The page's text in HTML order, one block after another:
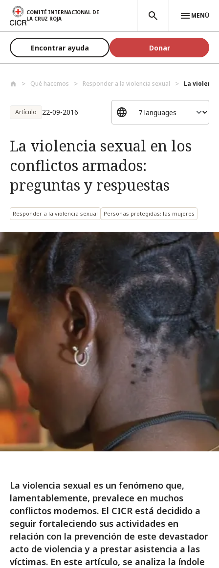
Pasar al contenido principal
COMITÉ INTERNACIONAL DE
LA CRUZ ROJA
MENÚ
Encontrar ayuda Donar
Qué hacemos Responder a la violencia sexual La
Artículo 22-09-2016
La violencia sexual en los
conflictos armados:
preguntas y respuestas
Responder a la violencia sexual Personas protegidas: las mujeres
La violencia sexual es un fenómeno que,
lamentablemente, prevalece en muchos
conflictos modernos. El CICR está decidido a
seguir fortaleciendo sus actividades en
relación con la prevención de este devastador
acto de violencia y a prestar asistencia a las
víctimas. En este artículo, se analiza la índole